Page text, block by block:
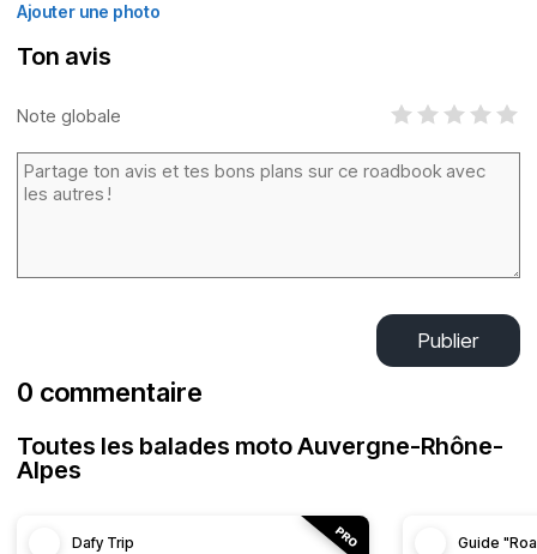
Ajouter une photo
Ton avis
Note globale
Publier
0 commentaire
Toutes les balades moto Auvergne-Rhône-
Alpes
Dafy Trip Guide